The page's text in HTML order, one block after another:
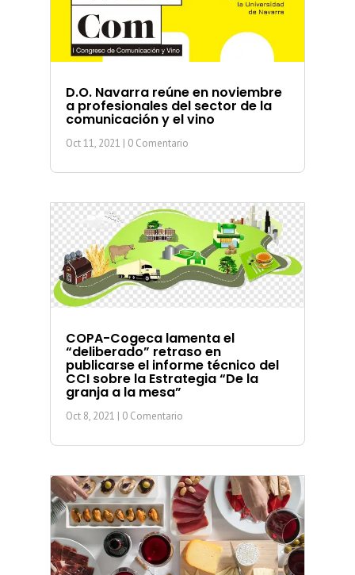
D.O. Navarra reúne en noviembre
a profesionales del sector de la
comunicación y el vino
Oct 11, 2021 | 0 Comentario
COPA-Cogeca lamenta el
“deliberado” retraso en
publicarse el informe técnico del
CCI sobre la Estrategia “De la
granja a la mesa”
Oct 8, 2021 | 0 Comentario